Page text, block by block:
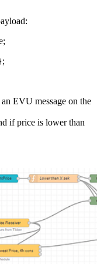
EVU message on the
if price is lower than